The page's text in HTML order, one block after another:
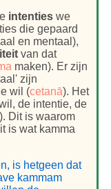
intentieswe
die gepaard
en mentaal),
van dat
maken). Er zijn
zijn
wil (cetanā). Het
de intentie, de
Dit is waarom
is wat kamma
is hetgeen dat
kammam